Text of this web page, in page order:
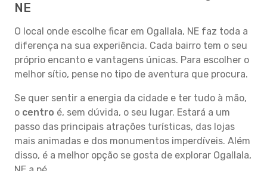
NE
O local onde escolhe ficar em Ogallala, NE faz toda a
diferença na sua experiência. Cada bairro tem o seu
próprio encanto e vantagens únicas. Para escolher o
melhor sítio, pense no tipo de aventura que procura.
Se quer sentir a energia da cidade e ter tudo à mão,
o centro é, sem dúvida, o seu lugar. Estará a um
passo das principais atrações turísticas, das lojas
mais animadas e dos monumentos imperdíveis. Além
disso, é a melhor opção se gosta de explorar Ogallala,